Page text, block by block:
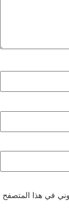
في هذا المتصفح